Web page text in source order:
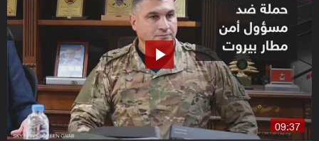
09:37